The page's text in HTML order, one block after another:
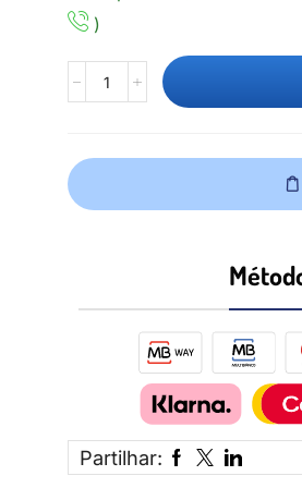
)
Partilhar: